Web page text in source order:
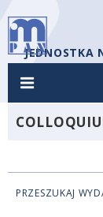
JEDNOSTKA
PRZESZUKAJ